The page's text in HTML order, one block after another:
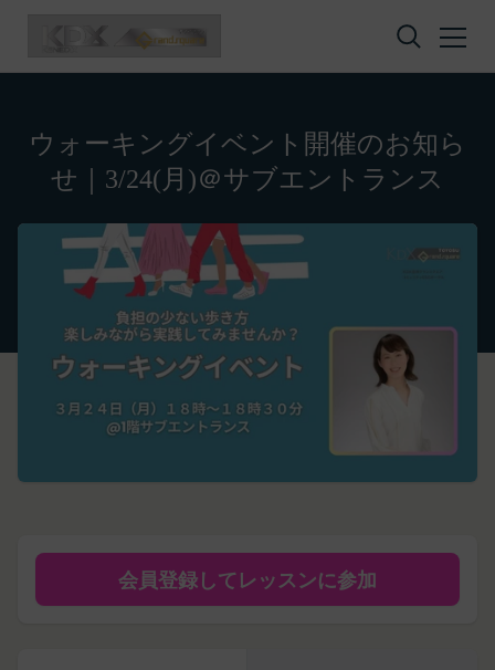
ウォーキングイベント開催のお知ら
せ｜3/24(月)＠サブエントランス
会員登録してレッスンに参加
プライバシーポリシー
株式会社GOYOH（以下「当社」といいます。）
かりした情報を取り扱い、正確性および機密性の保
利用規約
株式会社GOYOHが運営するESGポータルサイトサ
本サービスをご利用される方は、ご登録される前に
Amazonギフト券
Amazon.co.jpで使えるデジタル商品券です。
ギフト券を適用する方法: